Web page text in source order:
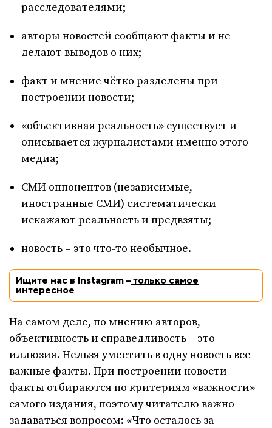
расследователями;
авторы новостей сообщают факты и не
делают выводов о них;
факт и мнение чётко разделены при
построении новости;
«объективная реальность» существует и
описывается журналистами именно этого
медиа;
СМИ оппонентов (независимые,
иностранные СМИ) систематически
искажают реальность и предвзяты;
новость – это что-то необычное.
Ищите нас в Instagram – только самое
интересное
На самом деле, по мнению авторов,
объективность и справедливость – это
иллюзия. Нельзя уместить в одну новость все
важные факты. При построении новости
факты отбираются по критериям «важности»
самого издания, поэтому читателю важно
задаваться вопросом: «Что осталось за